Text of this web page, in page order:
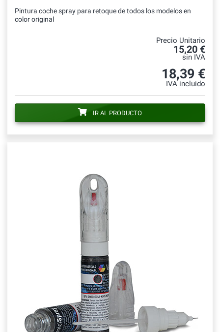
Pintura coche spray para retoque de todos los modelos en
color original
Precio Unitario
15,20 €
sin IVA
18,39 €
IVA incluido
IR AL PRODUCTO